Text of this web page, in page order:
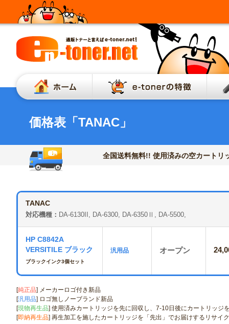
ホーム e-
価格表「TANAC」
全国送料無料!! 使用済みの空カートリ
TANAC
対応機種： DA-6130II, DA-6300, DA-6350Ⅱ, DA-5500,
HP C8842A
VERSITILE ブラック
ブラックインク3個セット
汎用品 オープン
[純正品] メーカーロゴ付き新品
[汎用品] ロゴ無しノーブランド新品
[現物再生品] 使用済みカートリッジを先に回収し、7-10日後にカートリッジ
[即納再生品] 再生加工を施したカートリッジを「先出」でお届けするリサイ